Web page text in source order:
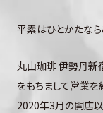
平素はひとかたな
丸山珈琲 伊勢丹新
をもちまして営業を
2020年3月の開店